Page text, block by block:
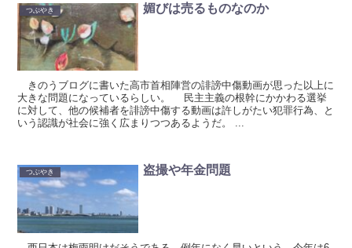
つぶやき 媚びは売るものなのか
きのうブログに書いた高市首相陣営の誹謗中傷動画が思った以上に
大きな問題になっているらしい。 民主主義の根幹にかかわる選挙
に対して、他の候補者を誹謗中傷する動画は許しがたい犯罪行為、と
いう認識が社会に強く広まりつつあるようだ。 ...
つぶやき 盗撮や年金問題